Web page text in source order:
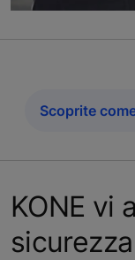
Scoprite
KONE vi
sicurezza